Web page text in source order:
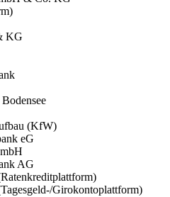
KG
(KfW)
eG
AG
Girokontoplattform)